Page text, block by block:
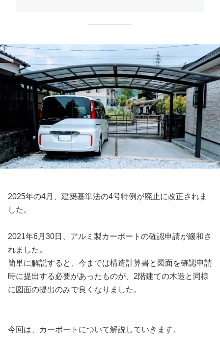
2025年の4月、建築基準法の4号特例が廃止に改正されま
した。
2021年6月30日、アルミ製カーポートの確認申請が緩和さ
れました。
簡単に解説すると、今までは構造計算書と図面を確認申請
時に提出する必要があったものが、2階建ての木造と同様
に図面の提出のみで良くなりました。
今回は、カーポートについて解説していきます。